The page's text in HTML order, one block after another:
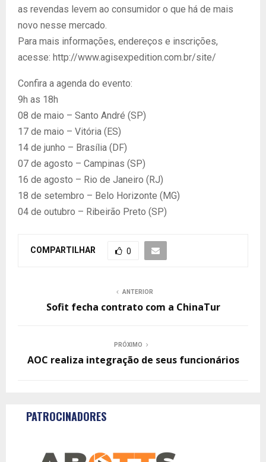
as revendas levem ao consumidor o que há de mais
novo nesse mercado.
Para mais informações, endereços e inscrições,
acesse: http://www.agisexpedition.com.br/site/
Confira a agenda do evento:
9h as 18h
08 de maio – Santo André (SP)
17 de maio – Vitória (ES)
14 de junho – Brasília (DF)
07 de agosto – Campinas (SP)
16 de agosto – Rio de Janeiro (RJ)
18 de setembro – Belo Horizonte (MG)
04 de outubro – Ribeirão Preto (SP)
COMPARTILHAR 0
ANTERIOR
Sofit fecha contrato com a ChinaTur
PRÓXIMO
AOC realiza integração de seus funcionários
PATROCINADORES